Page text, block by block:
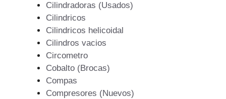
Cilindradoras (Usados)
Cilindricos
Cilindricos helicoidal
Cilindros vacios
Circometro
Cobalto (Brocas)
Compas
Compresores (Nuevos)